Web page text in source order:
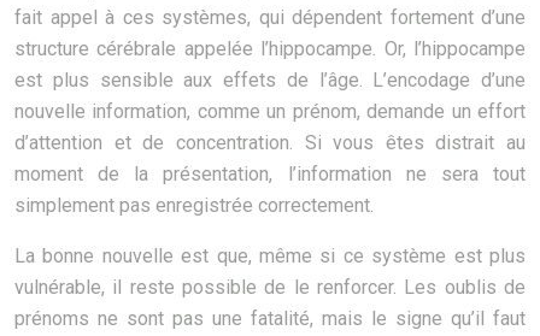
fait appel à ces systèmes, qui dépendent fortement d’une
structure cérébrale appelée l’hippocampe. Or, l’hippocampe
est plus sensible aux effets de l’âge. L’encodage d’une
nouvelle information, comme un prénom, demande un effort
d’attention et de concentration. Si vous êtes distrait au
moment de la présentation, l’information ne sera tout
simplement pas enregistrée correctement.
La bonne nouvelle est que, même si ce système est plus
vulnérable, il reste possible de le renforcer. Les oublis de
prénoms ne sont pas une fatalité, mais le signe qu’il faut